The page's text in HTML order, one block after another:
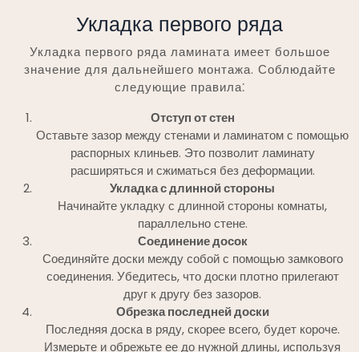
Укладка первого ряда
Укладка первого ряда ламината имеет большое
значение для дальнейшего монтажа. Соблюдайте
следующие правила⁚
Отступ от стен
Оставьте зазор между стенами и ламинатом с помощью
распорных клиньев. Это позволит ламинату
расширяться и сжиматься без деформации.
Укладка с длинной стороны
Начинайте укладку с длинной стороны комнаты,
параллельно стене.
Соединение досок
Соединяйте доски между собой с помощью замкового
соединения. Убедитесь, что доски плотно прилегают
друг к другу без зазоров.
Обрезка последней доски
Последняя доска в ряду, скорее всего, будет короче.
Измерьте и обрежьте ее до нужной длины, используя